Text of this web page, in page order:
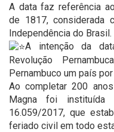
A data faz referência
de 1817, considerada
Independência do Brasil.
A intenção da
Revolução
Pernambuco um país
Ao completar 200
Magna foi
16.059/2017, que
feriado civil em todo